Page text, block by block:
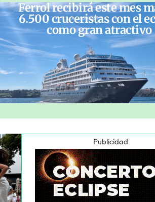
Ferrol recibirá este mes
6.500 cruceristas con el
como gran atractivo
Publicidad